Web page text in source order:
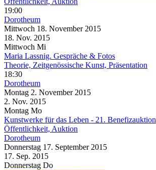
19:00
Dorotheum
Mittwoch 18. November 2015
18. Nov. 2015
Mittwoch Mi
Maria Lassnig. Gespräche & Fotos
Theorie, Zeitgenössische Kunst, Präsentation
18:30
Dorotheum
Montag 2. November 2015
2. Nov. 2015
Montag Mo
Kunstwerke für das Leben - 21. Benefizauktion
Öffentlichkeit, Auktion
Dorotheum
Donnerstag 17. September 2015
17. Sep. 2015
Donnerstag Do